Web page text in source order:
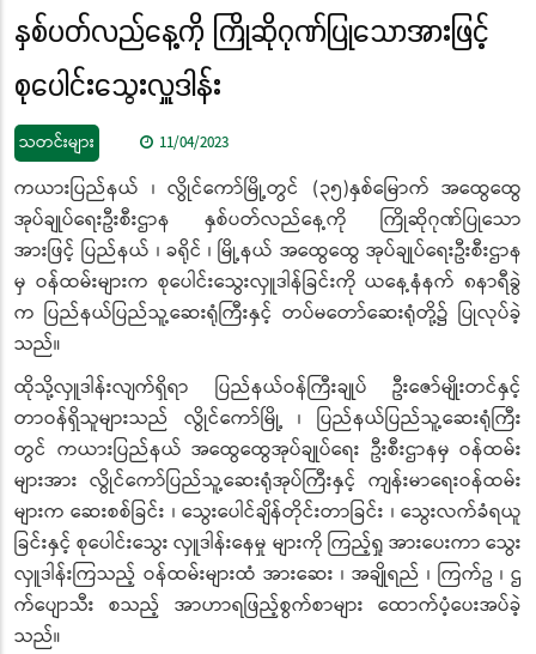
နှစ်ပတ်လည်နေ့ကို ကြိုဆိုဂုဏ်ပြုသောအားဖြင့်
စုပေါင်းသွေးလှူဒါန်း
သတင်းများ 11/04/2023
ကယားပြည်နယ် ၊ လွိုင်ကော်မြို့တွင် (၃၅)နှစ်မြောက် အထွေထွေ
အုပ်ချုပ်ရေးဦးစီးဌာန နှစ်ပတ်လည်နေ့ကို ကြိုဆိုဂုဏ်ပြုသော
အားဖြင့် ပြည်နယ် ၊ ခရိုင် ၊ မြို့နယ် အထွေထွေ အုပ်ချုပ်ရေးဦးစီးဌာန
မှ ဝန်ထမ်းများက စုပေါင်းသွေးလှူဒါန်ခြင်းကို ယနေ့နံနက် ၈နာရီခွဲ
က ပြည်နယ်ပြည်သူ့ဆေးရုံကြီးနှင့် တပ်မတော်ဆေးရုံတို့၌ ပြုလုပ်ခဲ့
သည်။
ထိုသို့လှူဒါန်းလျက်ရှိရာ ပြည်နယ်ဝန်ကြီးချုပ် ဦးဇော်မျိုးတင်နှင့်
တာဝန်ရှိသူများသည် လွိုင်ကော်မြို့ ၊ ပြည်နယ်ပြည်သူ့ဆေးရုံကြီး
တွင် ကယားပြည်နယ် အထွေထွေအုပ်ချုပ်ရေး ဦးစီးဌာနမှ ဝန်ထမ်း
များအား လွိုင်ကော်ပြည်သူ့ဆေးရုံအုပ်ကြီးနှင့် ကျန်းမာရေးဝန်ထမ်း
များက ဆေးစစ်ခြင်း ၊ သွေးပေါင်ချိန်တိုင်းတာခြင်း ၊ သွေးလက်ခံရယူ
ခြင်းနှင့် စုပေါင်းသွေး လှူဒါန်းနေမှု များကို ကြည့်ရှု အားပေးကာ သွေး
လှူဒါန်းကြသည့် ဝန်ထမ်းများထံ အားဆေး ၊ အချိုရည် ၊ ကြက်ဥ ၊ ဌ
က်ပျောသီး စသည့် အာဟာရဖြည့်စွက်စာများ ထောက်ပံ့ပေးအပ်ခဲ့
သည်။